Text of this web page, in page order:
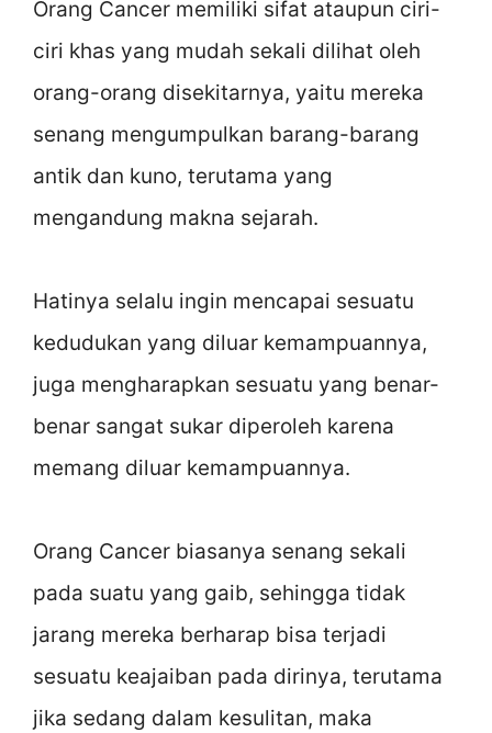
Orang Cancer memiliki sifat ataupun ciri-
ciri khas yang mudah sekali dilihat oleh
orang-orang disekitarnya, yaitu mereka
senang mengumpulkan barang-barang
antik dan kuno, terutama yang
mengandung makna sejarah.
Hatinya selalu ingin mencapai sesuatu
kedudukan yang diluar kemampuannya,
juga mengharapkan sesuatu yang benar-
benar sangat sukar diperoleh karena
memang diluar kemampuannya.
Orang Cancer biasanya senang sekali
pada suatu yang gaib, sehingga tidak
jarang mereka berharap bisa terjadi
sesuatu keajaiban pada dirinya, terutama
jika sedang dalam kesulitan, maka